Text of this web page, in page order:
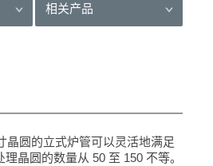
相关产品
晶圆的立式炉管可以灵活地满足
晶圆的数量从 50 至 150 不等。